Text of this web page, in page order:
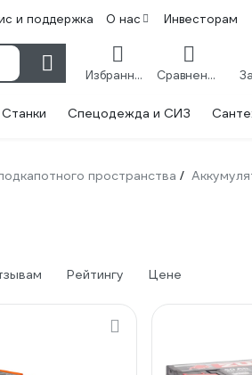
и поддержка О нас Инвесторам
Избранное Сравнение
Станки Спецодежда и СИЗ
пространства /
Рейтингу Цене